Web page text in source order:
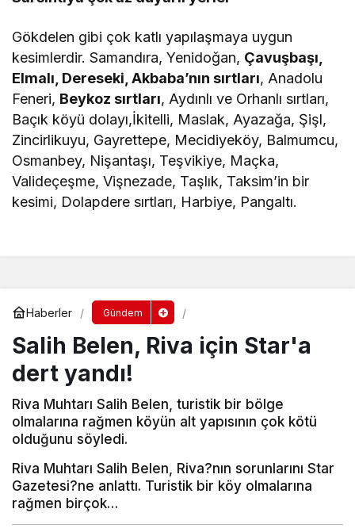
Gökdelen gibi çok katlı yapılaşmaya uygun
kesimlerdir. Samandıra, Yenidoğan, Çavuşbaşı,
Elmalı, Dereseki, Akbaba’nın sırtları, Anadolu
Feneri, Beykoz sırtları, Aydınlı ve Orhanlı sırtları,
Baçık köyü dolayı,İkitelli, Maslak, Ayazağa, Şişl,
Zincirlikuyu, Gayrettepe, Mecidiyeköy, Balmumcu,
Osmanbey, Nişantaşı, Teşvikiye, Maçka,
Valideçeşme, Vişnezade, Taşlık, Taksim’in bir
kesimi, Dolapdere sırtları, Harbiye, Pangaltı.
Haberler Gündem
Salih Belen, Riva için Star'a
dert yandı!
Riva Muhtarı Salih Belen, turistik bir bölge
olmalarına rağmen köyün alt yapısının çok kötü
olduğunu söyledi.
Riva Muhtarı Salih Belen, Riva?nın sorunlarını Star
Gazetesi?ne anlattı. Turistik bir köy olmalarına
rağmen birçok…